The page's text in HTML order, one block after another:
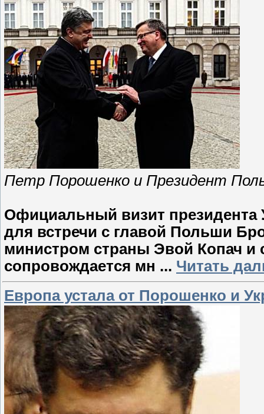
Петр Порошенко и Президент
Официальный визит
для встречи с главой Польши
министром страны Эвой Копач и
сопровождается мн ... Читать
Европа устала от Порошенко и